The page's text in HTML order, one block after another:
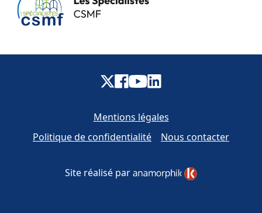
Mentions légales
Politique de confidentialité
Nous contacter
Site réalisé par